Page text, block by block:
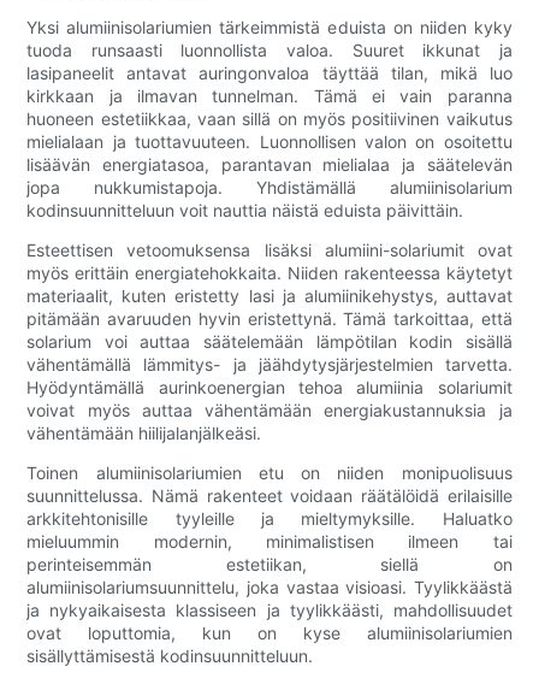
Yksi alumiinisolariumien tärkeimmistä eduista on niiden kyky
tuoda runsaasti luonnollista valoa. Suuret ikkunat ja
lasipaneelit antavat auringonvaloa täyttää tilan, mikä luo
kirkkaan ja ilmavan tunnelman. Tämä ei vain paranna
huoneen estetiikkaa, vaan sillä on myös positiivinen vaikutus
mielialaan ja tuottavuuteen. Luonnollisen valon on osoitettu
lisäävän energiatasoa, parantavan mielialaa ja säätelevän
jopa nukkumistapoja. Yhdistämällä alumiinisolarium
kodinsuunnitteluun voit nauttia näistä eduista päivittäin.
Esteettisen vetoomuksensa lisäksi alumiini-solariumit ovat
myös erittäin energiatehokkaita. Niiden rakenteessa käytetyt
materiaalit, kuten eristetty lasi ja alumiinikehystys, auttavat
pitämään avaruuden hyvin eristettynä. Tämä tarkoittaa, että
solarium voi auttaa säätelemään lämpötilan kodin sisällä
vähentämällä lämmitys- ja jäähdytysjärjestelmien tarvetta.
Hyödyntämällä aurinkoenergian tehoa alumiinia solariumit
voivat myös auttaa vähentämään energiakustannuksia ja
vähentämään hiilijalanjälkeäsi.
Toinen alumiinisolariumien etu on niiden monipuolisuus
suunnittelussa. Nämä rakenteet voidaan räätälöidä erilaisille
arkkitehtonisille tyyleille ja mieltymyksille. Haluatko
mieluummin modernin, minimalistisen ilmeen tai
perinteisemmän estetiikan, siellä on
alumiinisolariumsuunnittelu, joka vastaa visioasi. Tyylikkäästä
ja nykyaikaisesta klassiseen ja tyylikkäästi, mahdollisuudet
ovat loputtomia, kun on kyse alumiinisolariumien
sisällyttämisestä kodinsuunnitteluun.